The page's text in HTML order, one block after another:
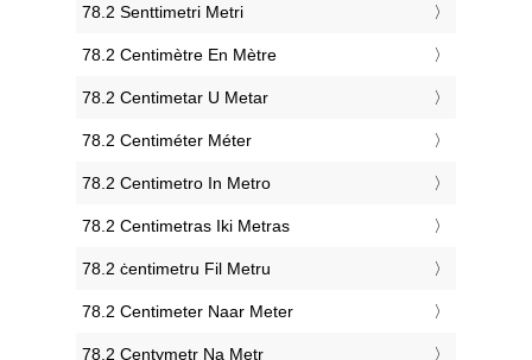
‎78.2 Senttimetri Metri
‎78.2 Centimètre En Mètre
‎78.2 Centimetar U Metar
‎78.2 Centiméter Méter
‎78.2 Centimetro In Metro
‎78.2 Centimetras Iki Metras
‎78.2 ċentimetru Fil Metru
‎78.2 Centimeter Naar Meter
‎78.2 Centymetr Na Metr